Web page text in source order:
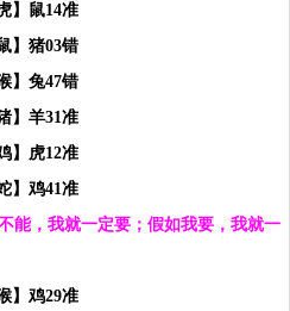
】鼠14准
】猪03错
】兔47错
】羊31准
】虎12准
】鸡41准
能，我就一定要；假如我要，我就一
】鸡29准